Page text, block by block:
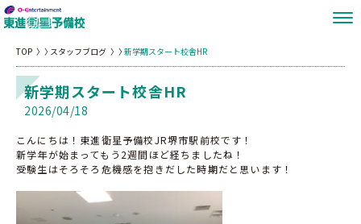
TOP スタッフブログ 新学期スタート校舎HR
新学期スタート校舎HR
2026/04/18
こんにちは！東進衛星予備校JR堺市駅前校です！
新学年が始まってもう2週間ほど経ちましたね！
受験生はそろそろ危機感を抱きだした時期だと思います！